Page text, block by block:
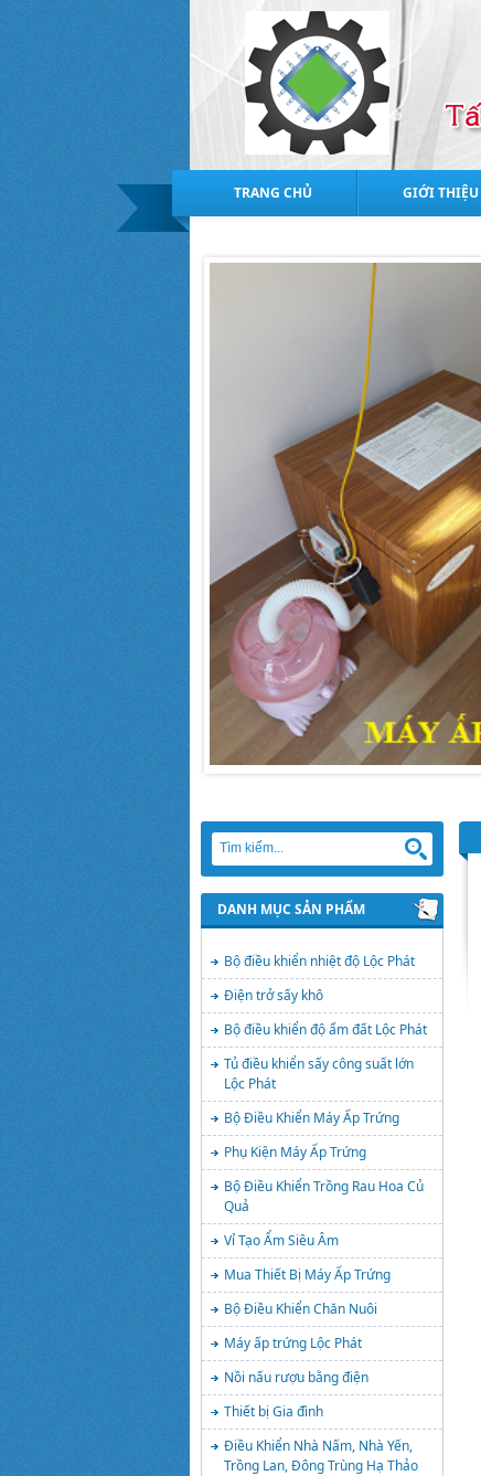
TRANG CHỦ GIỚI THIỆU
DANH MỤC SẢN PHẨM
Bộ điều khiển nhiệt độ Lộc Phát
Điện trở sấy khô
Bộ điều khiển độ ẩm đất Lộc Phát
Tủ điều khiển sấy công suất lớn
Lộc Phát
Bộ Điều Khiển Máy Ấp Trứng
Phụ Kiện Máy Ấp Trứng
Bộ Điều Khiển Trồng Rau Hoa Củ
Quả
Vỉ Tạo Ẩm Siêu Âm
Mua Thiết Bị Máy Ấp Trứng
Bộ Điều Khiển Chăn Nuôi
Máy ấp trứng Lộc Phát
Nồi nấu rượu bằng điện
Thiết bị Gia đình
Điều Khiển Nhà Nấm, Nhà Yến,
Trồng Lan, Đông Trùng Hạ Thảo